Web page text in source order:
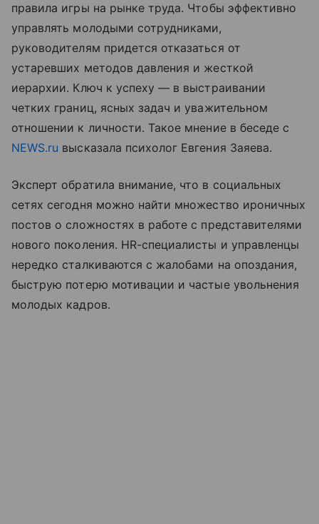
правила игры на рынке труда. Чтобы эффективно
управлять молодыми сотрудниками,
руководителям придется отказаться от
устаревших методов давления и жесткой
иерархии. Ключ к успеху — в выстраивании
четких границ, ясных задач и уважительном
отношении к личности. Такое мнение в беседе с
NEWS.ru высказала психолог Евгения Заяева.
Эксперт обратила внимание, что в социальных
сетях сегодня можно найти множество ироничных
постов о сложностях в работе с представителями
нового поколения. HR-специалисты и управленцы
нередко сталкиваются с жалобами на опоздания,
быструю потерю мотивации и частые увольнения
молодых кадров.